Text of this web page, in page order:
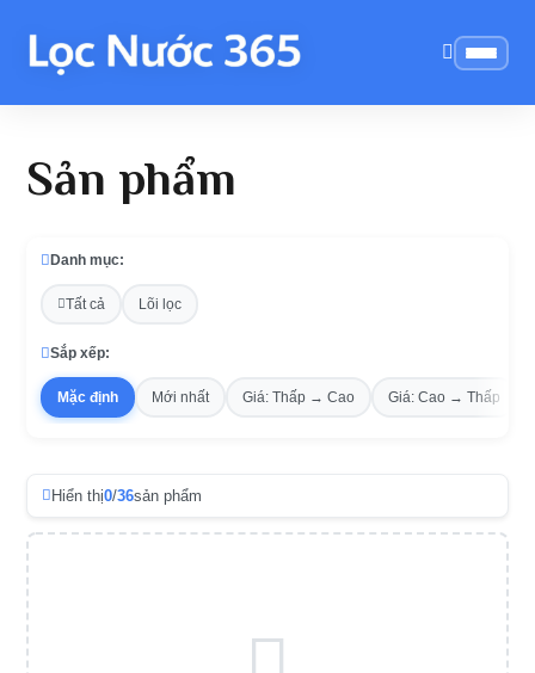
Sản phẩm
Danh mục:
Tất cả Lõi lọc
Sắp xếp:
Mặc định Mới nhất Giá: Thấp → Cao Giá: Cao → Thấp
Hiển thị0/36sản phẩm